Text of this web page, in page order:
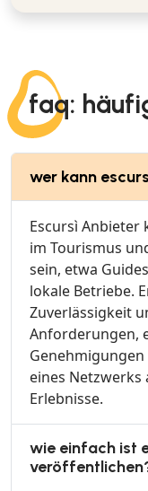
faq:
wer kann
Escursì
im Tourismus
sein, etwa
lokale Betriebe.
Zuverlässigkeit
Anforderungen,
eines
Erlebnisse.
wie einfach ist